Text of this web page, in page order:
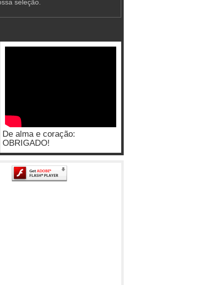
seleção.
De alma e coração:
OBRIGADO!